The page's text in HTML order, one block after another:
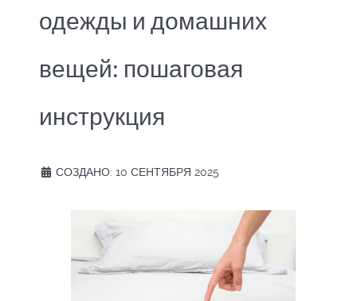
одежды и домашних
вещей: пошаговая
инструкция
СОЗДАНО: 10 СЕНТЯБРЯ 2025